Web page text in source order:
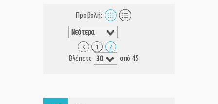
Προβολή:
1 2
Βλέπετε από 45